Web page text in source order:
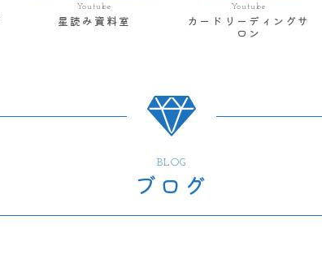
Youtube
星読み資料室
Youtube
カードリーディングサ
ロン
BLOG
ブログ